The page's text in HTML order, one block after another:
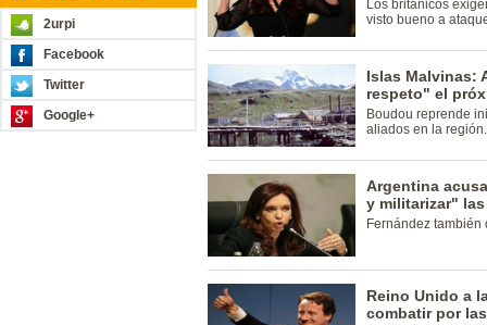
2urpi
Facebook
Twitter
Google+
Los británicos
visto bueno a
Islas Malvinas:
respeto" el
Boudou reprende
aliados en la región.
Argentina
y militarizar"
Fernández también
Reino Unido a
combatir por